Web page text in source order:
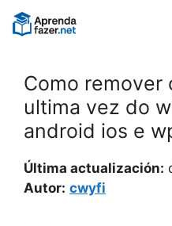
Pular
para
Como remover
ultima vez do
android ios e
Última actualización:
Autor: cwyfi